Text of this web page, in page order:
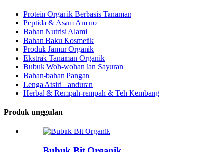
Protein Organik Berbasis Tanaman
Peptida & Asam Amino
Bahan Nutrisi Alami
Bahan Baku Kosmetik
Produk Jamur Organik
Ekstrak Tanaman Organik
Bubuk Woh-wohan lan Sayuran
Bahan-bahan Pangan
Lenga Atsiri Tanduran
Herbal & Rempah-rempah & Teh Kembang
Produk unggulan